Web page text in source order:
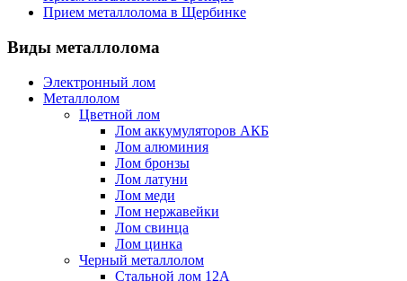
Прием металлолома в Щербинке
Виды металлолома
Электронный лом
Металлолом
Цветной лом
Лом аккумуляторов АКБ
Лом алюминия
Лом бронзы
Лом латуни
Лом меди
Лом нержавейки
Лом свинца
Лом цинка
Черный металлолом
Стальной лом 12А